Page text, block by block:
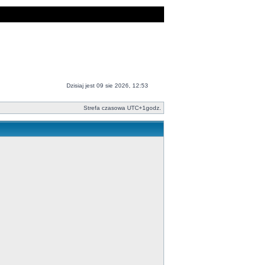
Dzisiaj jest 09 sie 2026, 12:53
Strefa czasowa UTC+1godz.